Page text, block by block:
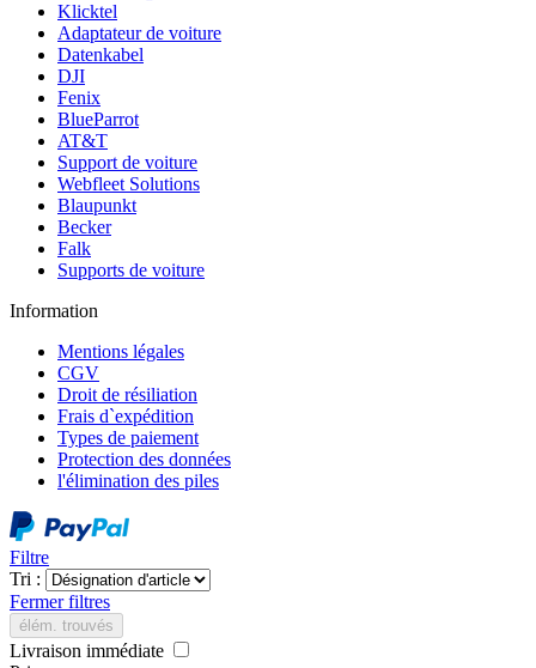
Klicktel
Adaptateur de voiture
Datenkabel
DJI
Fenix
BlueParrot
AT&T
Support de voiture
Webfleet Solutions
Blaupunkt
Becker
Falk
Supports de voiture
Information
Mentions légales
CGV
Droit de résiliation
Frais d`expédition
Types de paiement
Protection des données
l'élimination des piles
Filtre
Tri :
Fermer filtres
élém. trouvés
Livraison immédiate